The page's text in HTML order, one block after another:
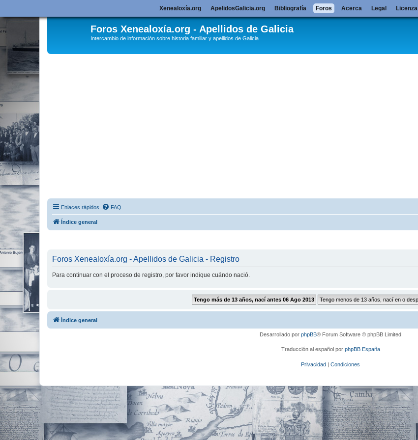
Foros Xenealoxía.org - Apellidos de Galicia
Intercambio de información sobre historia familiar y apellidos de Galicia
Enlaces rápidos FAQ
Índice general
Foros Xenealoxía.org - Apellidos de Galicia - Registro
Para continuar con el proceso de registro, por favor indique cuándo nació.
Xenealoxía.org ApelidosGalicia.org Bibliografía Foros Acerca Legal Licenza
Índice general
Desarrollado por phpBB® Forum Software © phpBB Limited
Traducción al español por phpBB España
Privacidad | Condiciones